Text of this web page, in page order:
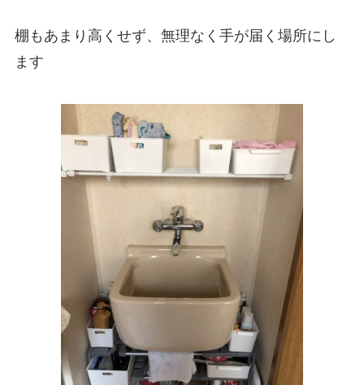
棚もあまり高くせず、無理なく手が届く場所にし
ます